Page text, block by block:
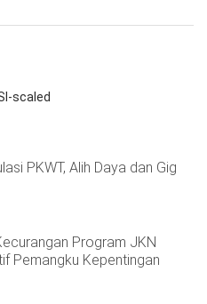
PKWT, Alih Daya dan Gig
Program JKN
Pemangku Kepentingan